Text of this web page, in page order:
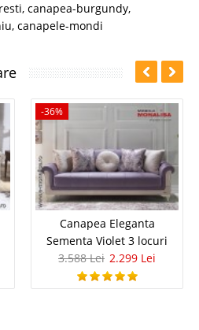
, canapea-burgundy,
, canapele-mondi
-36%
Canapea Eleganta
Sementa Violet 3 locuri
3.588 Lei 2.299 Lei